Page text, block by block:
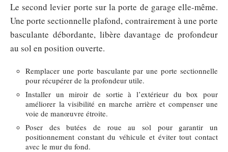
Le second levier porte sur la porte de garage elle-même.
Une porte sectionnelle plafond, contrairement à une porte
basculante débordante, libère davantage de profondeur
au sol en position ouverte.
Remplacer une porte basculante par une porte sectionnelle
pour récupérer de la profondeur utile.
Installer un miroir de sortie à l’extérieur du box pour
améliorer la visibilité en marche arrière et compenser une
voie de manœuvre étroite.
Poser des butées de roue au sol pour garantir un
positionnement constant du véhicule et éviter tout contact
avec le mur du fond.